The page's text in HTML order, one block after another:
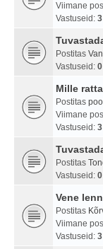
Viimane
Vastuseid: 3
Postitas
Vastuseid: 0
Mille
Postitas
Viimane
Vastuseid: 3
Postitas
Vastuseid: 0
Vene
Postitas
Viimane
Vastuseid: 3